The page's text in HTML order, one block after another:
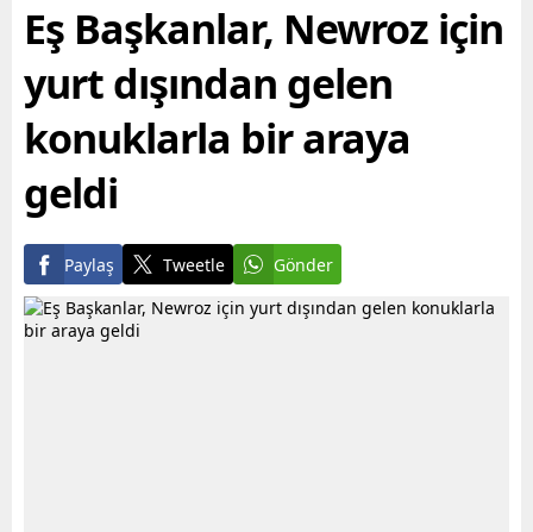
Eş Başkanlar, Newroz için
yurt dışından gelen
konuklarla bir araya
geldi
Paylaş Tweetle Gönder